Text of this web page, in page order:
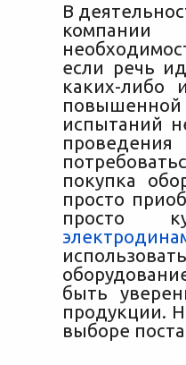
В
если речь
каких-либо
повышенной
испытаний
покупка
просто
просто
быть
продукции.
выборе